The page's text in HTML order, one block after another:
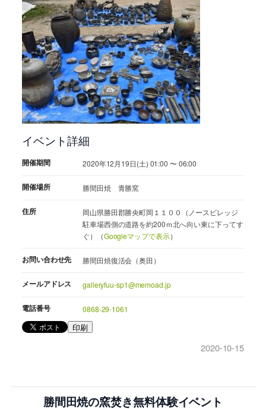
イベント詳細
開催期間 2020年12月19日(土) 01:00 〜 06:00
開催場所 勝間田焼 青勝窯
住所
岡山県勝田郡勝央町岡１１００（ノースビレッジ
駐車場西側の道路を約200ｍ北へ向い東に下ってす
ぐ）（Googleマップで表示）
お問い合わせ先 勝間田焼復活会（奥田）
メールアドレス galleryfuu-sp1@memoad.jp
電話番号 0868-29-1061
印刷
2020-10-15
勝間田焼の窯焚き無料体験イベント